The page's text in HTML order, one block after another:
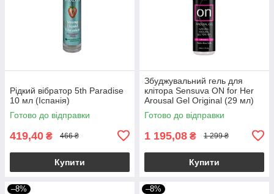
Рідкий вібратор 5th Paradise
10 мл (Іспанія)
Готово до відправки
419,40 ₴ 466 ₴
Купити
Збуджувальний гель для
клітора Sensuva ON for Her
Arousal Gel Original (29 мл)
рідкий вібратор
Готово до відправки
1 195,08 ₴ 1 299 ₴
Купити
–8% –8%